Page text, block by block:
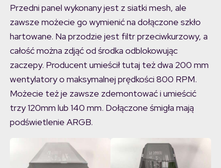
Przedni panel wykonany jest z siatki mesh, ale
zawsze możecie go wymienić na dołączone szkło
hartowane. Na przodzie jest filtr przeciwkurzowy, a
całość można zdjąć od środka odblokowując
zaczepy. Producent umieścił tutaj też dwa 200 mm
wentylatory o maksymalnej prędkości 800 RPM.
Możecie też je zawsze zdemontować i umieścić
trzy 120mm lub 140 mm. Dołączone śmigła mają
podświetlenie ARGB.